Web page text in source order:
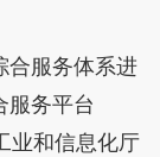
合服务体系进
服务平台
业和信息化厅